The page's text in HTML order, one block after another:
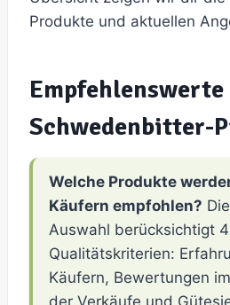
Produkte und aktuellen
Empfehlenswerte
Schwedenbitter-
Welche Produkte
Käufern empfohlen?
Auswahl berücksichtigt 4
Qualitätskriterien:
Käufern, Bewertungen